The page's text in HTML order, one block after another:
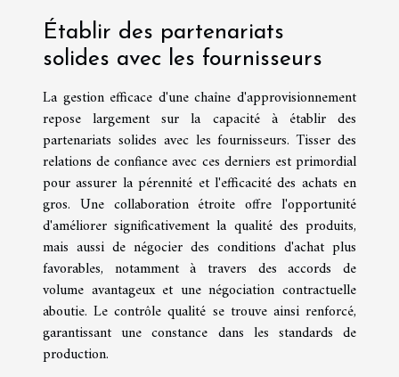
Établir des partenariats
solides avec les fournisseurs
La gestion efficace d'une chaîne d'approvisionnement
repose largement sur la capacité à établir des
partenariats solides avec les fournisseurs. Tisser des
relations de confiance avec ces derniers est primordial
pour assurer la pérennité et l'efficacité des achats en
gros. Une collaboration étroite offre l'opportunité
d'améliorer significativement la qualité des produits,
mais aussi de négocier des conditions d'achat plus
favorables, notamment à travers des accords de
volume avantageux et une négociation contractuelle
aboutie. Le contrôle qualité se trouve ainsi renforcé,
garantissant une constance dans les standards de
production.